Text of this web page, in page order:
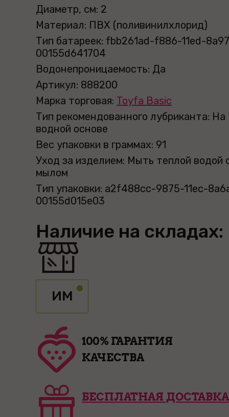
Диаметр, см: 2
Материал: ПВХ (поливинилхлорид)
Тип батареек: fbb261ad-f886-11ed-
00155d641704
Водонепроницаемость: Да
Артикул: 888200
Марка торговая: Toyfa Basic
Тип рекомендованного лубриканта: На
водной основе
Вес упаковки в граммах: 91
Уход за изделием: Мыть теплой водой
мылом
Тип упаковки: a2f488cc-9875-11ec-
00155d015e03
Наличие на складах:
ИМ
100% ГАРАНТИЯ
КАЧЕСТВА
БЕСПЛАТНАЯ ДОСТАВКА